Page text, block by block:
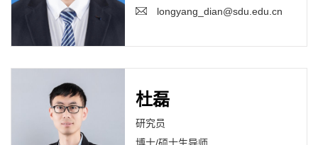
longyang_dian@sdu.edu.cn
杜磊
研究员